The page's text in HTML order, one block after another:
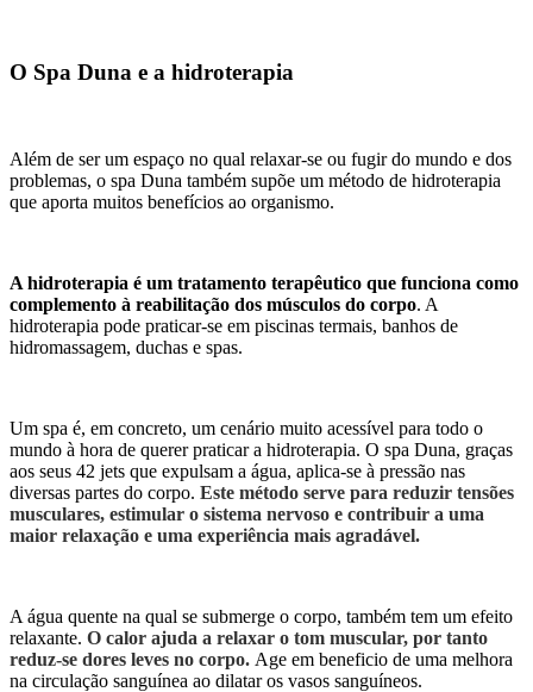
O Spa Duna e a hidroterapia
Além de ser um espaço no qual relaxar-se ou fugir do mundo e dos
problemas, o spa Duna também supõe um método de hidroterapia
que aporta muitos benefícios ao organismo.
A hidroterapia é um tratamento terapêutico que funciona como
complemento à reabilitação dos músculos do corpo. A
hidroterapia pode praticar-se em piscinas termais, banhos de
hidromassagem, duchas e spas.
Um spa é, em concreto, um cenário muito acessível para todo o
mundo à hora de querer praticar a hidroterapia. O spa Duna, graças
aos seus 42 jets que expulsam a água, aplica-se à pressão nas
diversas partes do corpo. Este método serve para reduzir tensões
musculares, estimular o sistema nervoso e contribuir a uma
maior relaxação e uma experiência mais agradável.
A água quente na qual se submerge o corpo, também tem um efeito
relaxante. O calor ajuda a relaxar o tom muscular, por tanto
reduz-se dores leves no corpo. Age em beneficio de uma melhora
na circulação sanguínea ao dilatar os vasos sanguíneos.